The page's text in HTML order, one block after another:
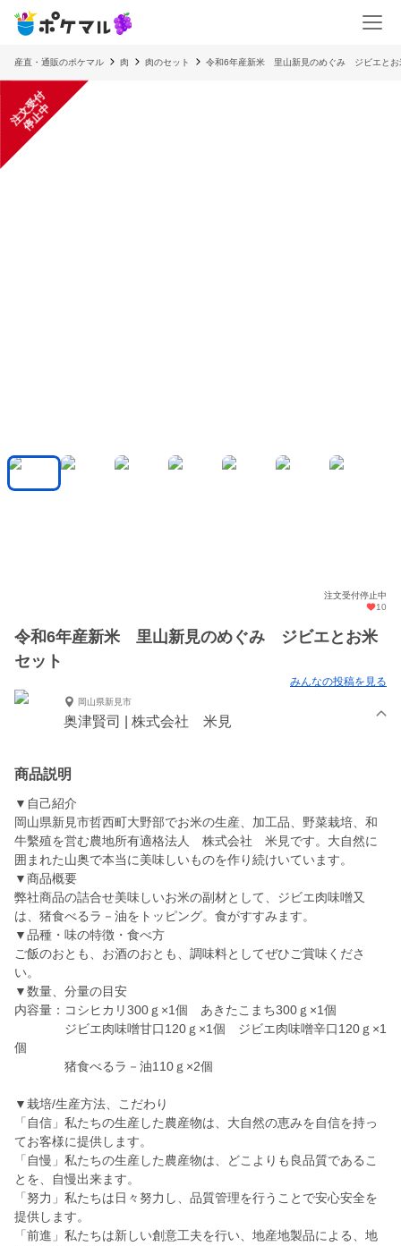
産直・通販のポケマル 肉 肉のセット 令和6年産新米 里山新見のめぐみ ジビエとお
注
文
受
付
停
止
中
注文受付停止中
10
令和6年産新米 里山新見のめぐみ ジビエとお米
セット
みんなの投稿を見る
岡山県新見市
奥津賢司 | 株式会社 米見
商品説明
▼自己紹介
岡山県新見市哲西町大野部でお米の生産、加工品、野菜栽培、和
牛繫殖を営む農地所有適格法人 株式会社 米見です。大自然に
囲まれた山奥で本当に美味しいものを作り続けいています。
▼商品概要
弊社商品の詰合せ美味しいお米の副材として、ジビエ肉味噌又
は、猪食べるラ－油をトッピング。食がすすみます。
▼品種・味の特徴・食べ方
ご飯のおとも、お酒のおとも、調味料としてぜひご賞味くださ
い。
▼数量、分量の目安
内容量：コシヒカリ300ｇ×1個 あきたこまち300ｇ×1個
ジビエ肉味噌甘口120ｇ×1個 ジビエ肉味噌辛口120ｇ×1
個
猪食べるラ－油110ｇ×2個
▼栽培/生産方法、こだわり
「自信」私たちの生産した農産物は、大自然の恵みを自信を持っ
てお客様に提供します。
「自慢」私たちの生産した農産物は、どこよりも良品質であるこ
とを、自慢出来ます。
「努力」私たちは日々努力し、品質管理を行うことで安心安全を
提供します。
「前進」私たちは新しい創意工夫を行い、地産地製品による、地